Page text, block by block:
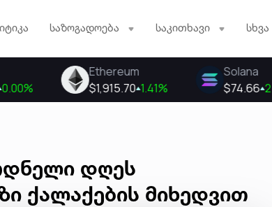
საზოგადოება საკითხავი სხვა
დღეს
ქალაქების მიხედვით